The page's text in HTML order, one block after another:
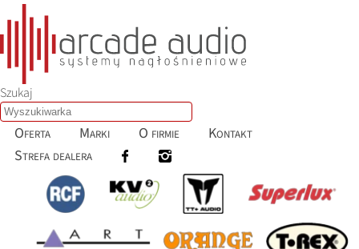
Szukaj
Oferta Marki O firmie
Kontakt
Strefa dealera